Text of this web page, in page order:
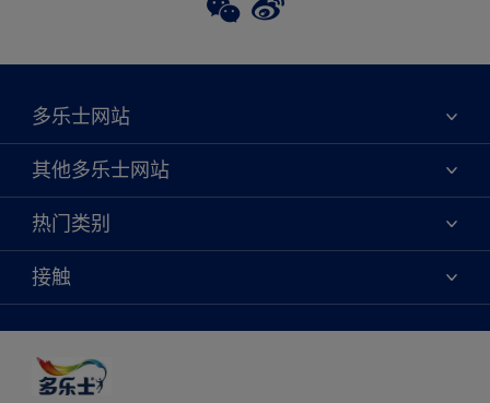
多乐士网站
关于我们
联系我们
查找店铺
绿色工厂
其他多乐士网站
焕新服务
多乐士专业
天猫官方旗舰店
抖音官方旗舰店
热门类别
颜色
产品
创意灵感
装修建议
接触
颜色准确性